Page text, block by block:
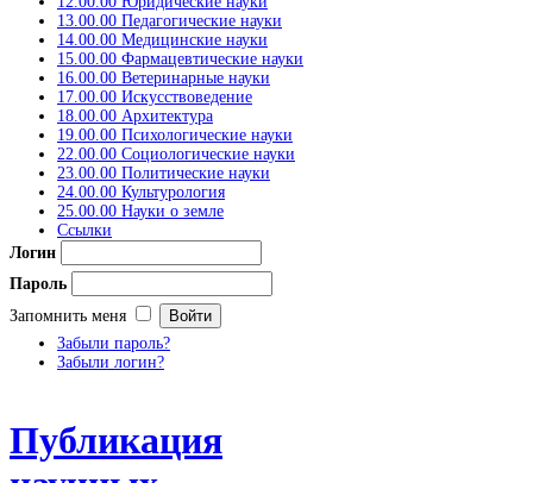
13.00.00 Педагогические науки
14.00.00 Медицинские науки
15.00.00 Фармацевтические науки
16.00.00 Ветеринарные науки
17.00.00 Искусствоведение
18.00.00 Архитектура
19.00.00 Психологические науки
22.00.00 Социологические науки
23.00.00 Политические науки
24.00.00 Культурология
25.00.00 Науки о земле
Ссылки
Логин
Пароль
Запомнить меня
Забыли пароль?
Забыли логин?
Публикация